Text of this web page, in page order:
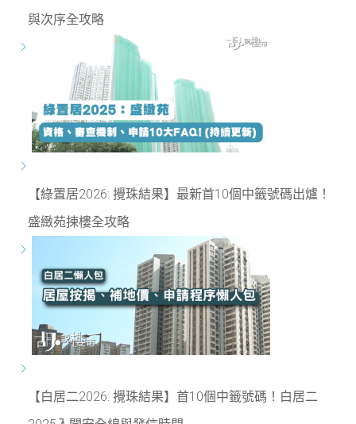
與次序全攻略
【綠置居2026: 攪珠結果】最新首10個中籤號碼出爐！
盛緻苑揀樓全攻略
【白居二2026: 攪珠結果】首10個中籤號碼！白居二